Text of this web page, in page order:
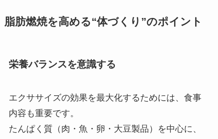
脂肪燃焼を高める“体づくり”のポイント
栄養バランスを意識する
エクササイズの効果を最大化するためには、食事
内容も重要です。
たんぱく質（肉・魚・卵・大豆製品）を中心に、